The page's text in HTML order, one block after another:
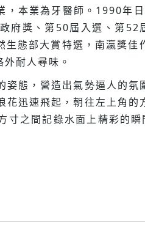
本業為牙醫師。1990年
府獎、第50屆入選、第
態部大賞特選，南瀛獎佳
耐人尋味。
，營造出氣勢逼人的氛
迅速飛起，朝往左上角
之間記錄水面上精彩的